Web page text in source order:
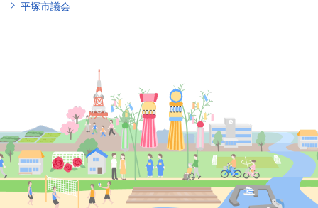
平塚市議会